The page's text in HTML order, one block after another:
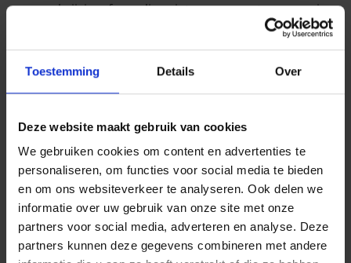
Toestemming Details Over
Deze website maakt gebruik van cookies
We gebruiken cookies om content en advertenties te
personaliseren, om functies voor social media te bieden
en om ons websiteverkeer te analyseren. Ook delen we
informatie over uw gebruik van onze site met onze
partners voor social media, adverteren en analyse. Deze
partners kunnen deze gegevens combineren met andere
overschrijvingsformulier niet meer over te nemen in
uw programma voor internetbankieren; alle
gegevens zijn al vooraf ingevuld. U beschikt op elk
moment over een betalingsoverzicht van de
voor elke wijziging of afsluiting van een nieuwe
ontvangt.
Op ieder moment een
overzicht